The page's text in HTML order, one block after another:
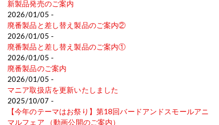
新製品発売のご案内
2026/01/05 -
廃番製品と差し替え製品のご案内②
2026/01/05 -
廃番製品と差し替え製品のご案内①
2026/01/05 -
廃番製品のご案内
2026/01/05 -
マニア取扱店を更新いたしました
2025/10/07 -
【今年のテーマはお祭り】第18回バードアンドスモールアニ
マルフェア （動画公開のご案内）